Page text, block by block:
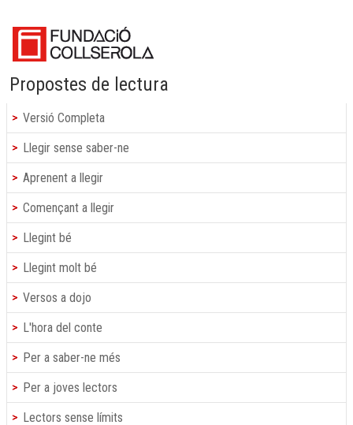
Propostes de lectura
Versió Completa
Llegir sense saber-ne
Aprenent a llegir
Començant a llegir
Llegint bé
Llegint molt bé
Versos a dojo
L'hora del conte
Per a saber-ne més
Per a joves lectors
Lectors sense límits